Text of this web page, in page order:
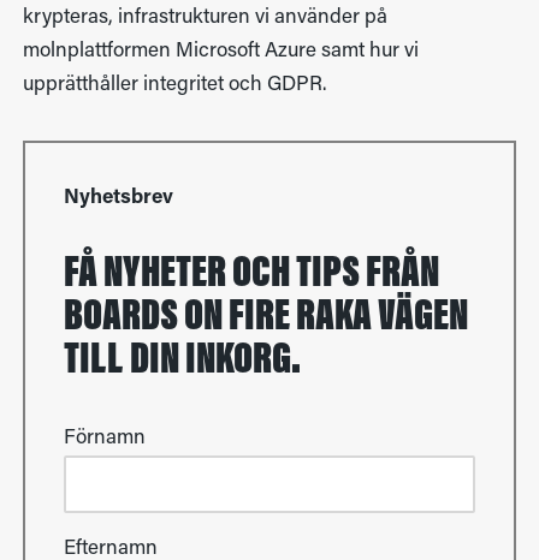
krypteras, infrastrukturen vi använder på
molnplattformen Microsoft Azure samt hur vi
upprätthåller integritet och GDPR.
Nyhetsbrev
FÅ NYHETER OCH TIPS FRÅN
BOARDS ON FIRE RAKA VÄGEN
TILL DIN INKORG.
Förnamn
Efternamn